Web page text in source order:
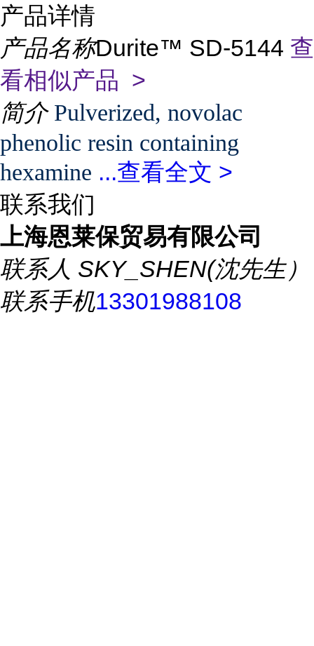
产品详情
产品名称Durite™ SD-5144 查
看相似产品 >
简介 Pulverized, novolac
phenolic resin containing
hexamine ...查看全文 >
联系我们
上海恩莱保贸易有限公司
联系人 SKY_SHEN(沈先生）
联系手机13301988108